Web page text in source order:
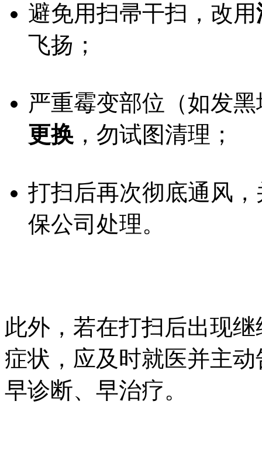
避免用扫帚干扫，改用
飞扬；
严重霉变部位（如发
更换 ，勿试图清理；
打扫后再次彻底通风
保公司处理。
此外，若在打扫后出现
症状，应及时就医并主
早诊断、早治疗。